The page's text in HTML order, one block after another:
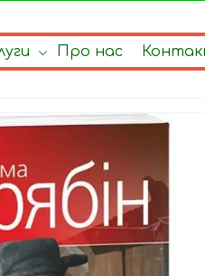
Про нас